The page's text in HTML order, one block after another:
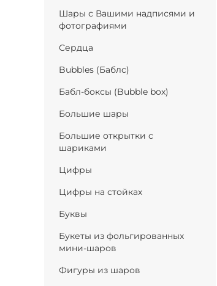
Шары с Вашими надписями и
фотографиями
Сердца
Bubbles (Баблс)
Бабл-боксы (Bubble box)
Большие шары
Большие открытки с
шариками
Цифры
Цифры на стойках
Буквы
Букеты из фольгированных
мини-шаров
Фигуры из шаров